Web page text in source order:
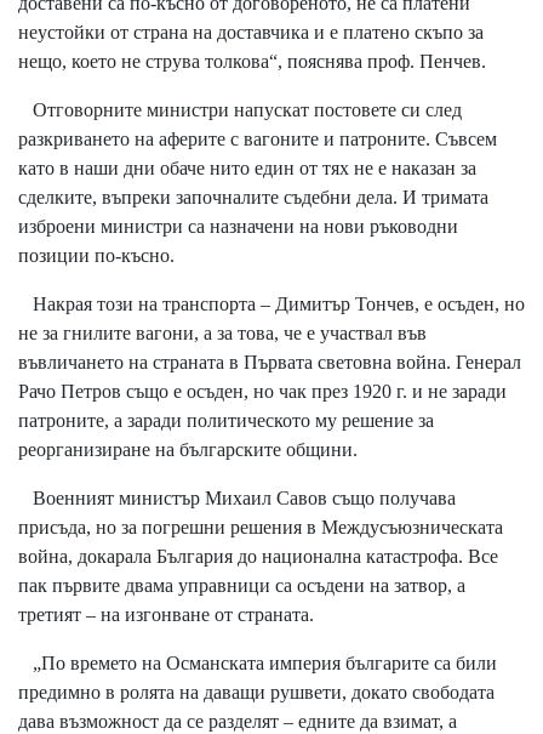
неустойки от страна на доставчика и е платено скъпо за
нещо, което не струва толкова“, пояснява проф. Пенчев.
Отговорните министри напускат постовете си след
разкриването на аферите с вагоните и патроните. Съвсем
като в наши дни обаче нито един от тях не е наказан за
сделките, въпреки започналите съдебни дела. И тримата
изброени министри са назначени на нови ръководни
позиции по-късно.
Накрая този на транспорта – Димитър Тончев, е осъден, но
не за гнилите вагони, а за това, че е участвал във
въвличането на страната в Първата световна война. Генерал
Рачо Петров също е осъден, но чак през 1920 г. и не заради
патроните, а заради политическото му решение за
реорганизиране на българските общини.
Военният министър Михаил Савов също получава
присъда, но за погрешни решения в Междусъюзническата
война, докарала България до национална катастрофа. Все
пак първите двама управници са осъдени на затвор, а
третият – на изгонване от страната.
„По времето на Османската империя българите са били
предимно в ролята на даващи рушвети, докато свободата
дава възможност да се разделят – едните да взимат, а